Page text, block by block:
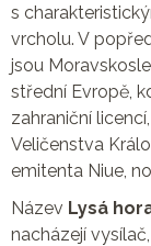
s
vrcholu. V
jsou
střední Evropě,
zahraniční
Veličenstva
emitenta Niue,
Název Lysá
nacházejí